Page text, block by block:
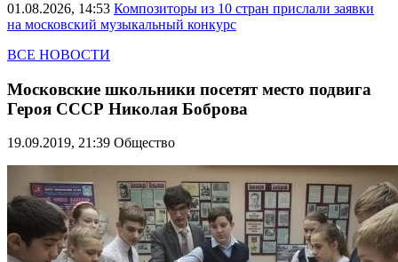
01.08.2026, 14:53 Композиторы из 10 стран прислали заявки
на московский музыкальный конкурс
ВСЕ НОВОСТИ
Московские школьники посетят место подвига
Героя СССР Николая Боброва
19.09.2019, 21:39 Общество